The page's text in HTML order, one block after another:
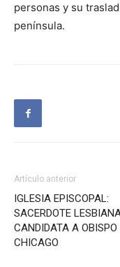
personas y su
península.
Artículo anterior
IGLESIA EPISCOPAL:
SACERDOTE
CANDIDATA A OBISPO
CHICAGO